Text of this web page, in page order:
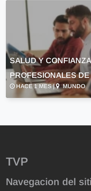
SALUD Y
PROFESIONALES DE
HACE 1 MES | MUNDO
TVP
Navegacion del